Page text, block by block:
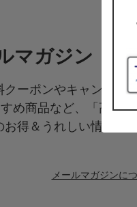
マガジン
クーポンやキャンペー
め商品など、「高島
お得＆うれしい情報を
メールマガジンに